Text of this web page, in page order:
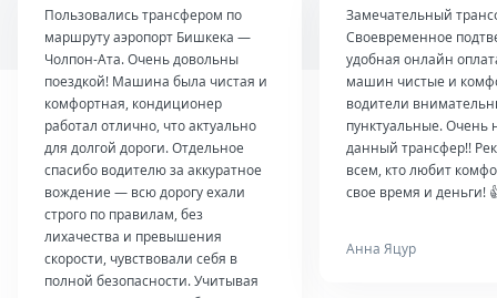
Пользовались трансфером по
маршруту аэропорт Бишкека —
Чолпон-Ата. Очень довольны
поездкой! Машина была чистая и
комфортная, кондиционер
работал отлично, что актуально
для долгой дороги. Отдельное
спасибо водителю за аккуратное
вождение — всю дорогу ехали
строго по правилам, без
лихачества и превышения
скорости, чувствовали себя в
полной безопасности. Учитывая
Замечательный
Своевременное
удобная онлайн
машин чистые и
водители
пунктуальные. Очень
данный трансфер!!
всем, кто любит
свое время и деньги!
Анна Яцур